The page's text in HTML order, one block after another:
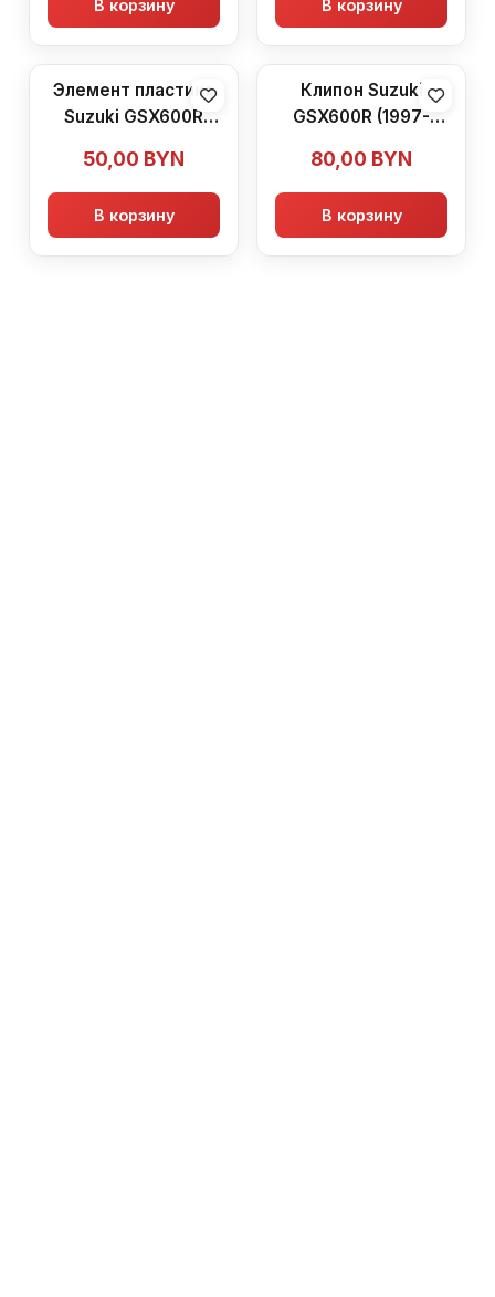
В корзину В корзину
Элемент пластика
Suzuki GSX600R
50,00 BYN
В корзину
Клипон Suzuki
GSX600R (1997-
80,00 BYN
В корзину